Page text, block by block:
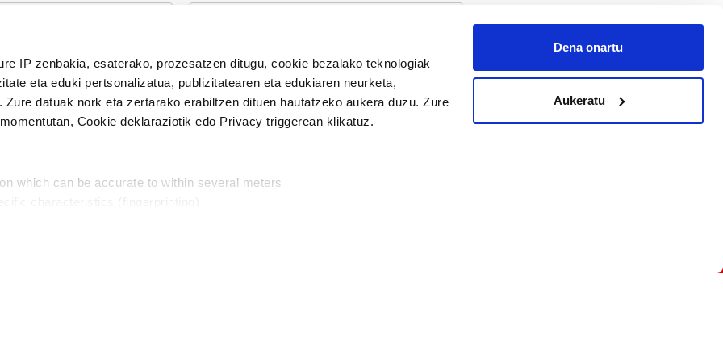
IP zenbakia, esaterako, prozesatzen ditugu, cookie bezalako teknologiak
eta eduki pertsonalizatua, publizitatearen eta edukiaren neurketa,
datuak nork eta zertarako erabiltzen dituen hautatzeko aukera duzu. Zure
Cookie deklaraziotik edo Privacy triggerean klikatuz.
which can be accurate to within several meters
Dena onartu
Aukeratu
Harpidetu
modu librean kontatzea da gure eginkizuna. Horretarako zure ekarpena